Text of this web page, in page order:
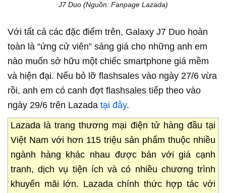
J7 Duo (Nguồn: Fanpage Lazada)
Với tất cả các đặc điểm trên, Galaxy J7 Duo hoàn
toàn là “ứng cử viên” sáng giá cho những anh em
nào muốn sở hữu một chiếc smartphone giá mềm
và hiện đại. Nếu bỏ lỡ flashsales vào ngày 27/6 vừa
rồi, anh em có canh đợt flashsales tiếp theo vào
ngày 29/6 trên Lazada tại đây.
Lazada là trang thương mại điện tử hàng đầu tại
Việt Nam với hơn 115 triệu sản phẩm thuộc nhiều
ngành hàng khác nhau được bán với giá cạnh
tranh, dịch vụ tiện ích và có nhiều chương trình
khuyến mãi lớn. Lazada chính thức hợp tác với